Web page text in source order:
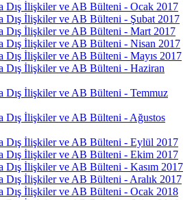
Dış İlişkiler ve AB Bülteni - Ocak 2017
Dış İlişkiler ve AB Bülteni - Şubat 2017
Dış İlişkiler ve AB Bülteni - Mart 2017
Dış İlişkiler ve AB Bülteni - Nisan 2017
Dış İlişkiler ve AB Bülteni - Mayıs 2017
Dış İlişkiler ve AB Bülteni - Haziran
Dış İlişkiler ve AB Bülteni - Temmuz
Dış İlişkiler ve AB Bülteni - Ağustos
Dış İlişkiler ve AB Bülteni - Eylül 2017
Dış İlişkiler ve AB Bülteni - Ekim 2017
Dış İlişkiler ve AB Bülteni - Kasım 2017
Dış İlişkiler ve AB Bülteni - Aralık 2017
Dış İlişkiler ve AB Bülteni - Ocak 2018